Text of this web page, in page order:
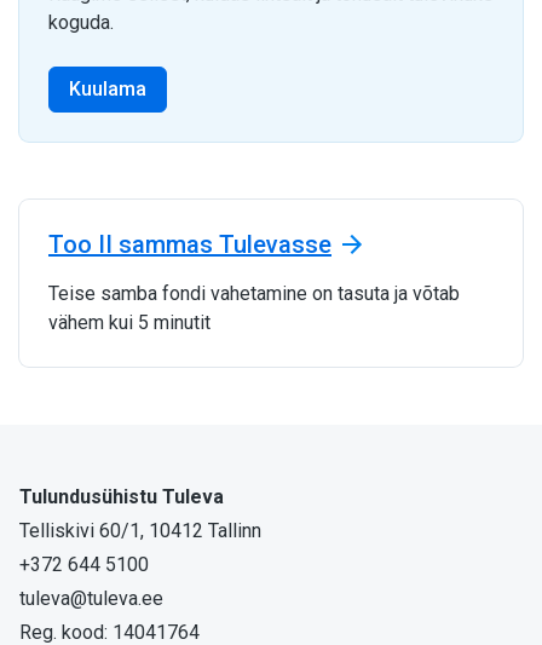
koguda.
Kuulama
Too II sammas Tulevasse
Teise samba fondi vahetamine on tasuta ja võtab
vähem kui 5 minutit
Tulundusühistu Tuleva
Telliskivi 60/1, 10412 Tallinn
+372 644 5100
tuleva@tuleva.ee
Reg. kood: 14041764